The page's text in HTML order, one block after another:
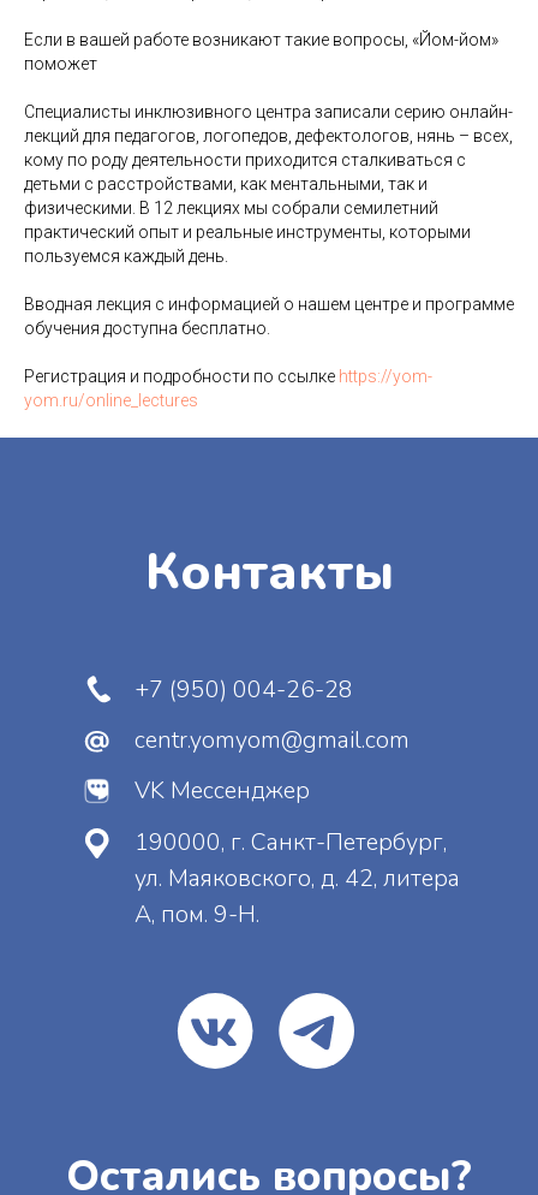
Если в вашей работе возникают такие вопросы, «Йом-йом»
поможет
Специалисты инклюзивного центра записали серию онлайн-
лекций для педагогов, логопедов, дефектологов, нянь – всех,
кому по роду деятельности приходится сталкиваться с
детьми с расстройствами, как ментальными, так и
физическими. В 12 лекциях мы собрали семилетний
практический опыт и реальные инструменты, которыми
пользуемся каждый день.
Вводная лекция с информацией о нашем центре и программе
обучения доступна бесплатно.
Регистрация и подробности по ссылке https://yom-
yom.ru/online_lectures
Контакты
Остались вопросы?
Нажимая на кнопку, вы даете согласие на
обработку персональных данных и
соглашаетесь c политикой
+7 (950) 004-26-28
190000, г. Санкт-Петербург,
ул. Маяковского, д. 42, литера
centr.yomyom@gmail.com
VK Мессенджер